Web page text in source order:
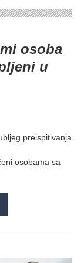
osoba
u
preispitivanja
osobama sa